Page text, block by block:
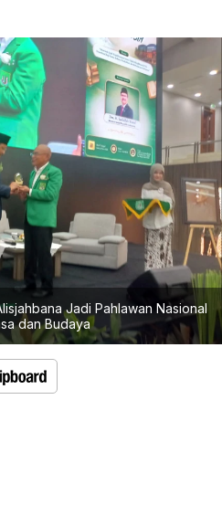
Jadi Pahlawan Nasional
dan Budaya